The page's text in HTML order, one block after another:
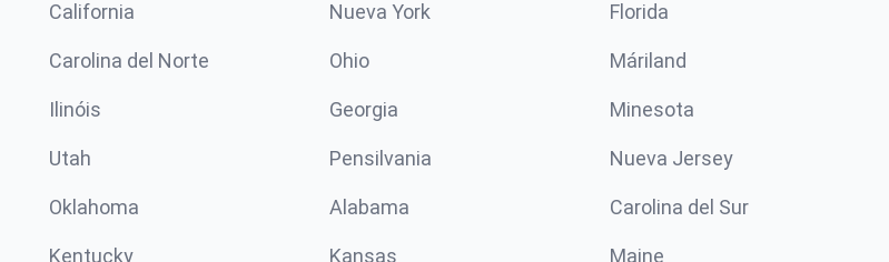
California Nueva York Florida
Carolina del Norte Ohio Máriland
Ilinóis Georgia Minesota
Utah Pensilvania Nueva Jersey
Oklahoma Alabama Carolina del Sur
Kentucky Kansas Maine